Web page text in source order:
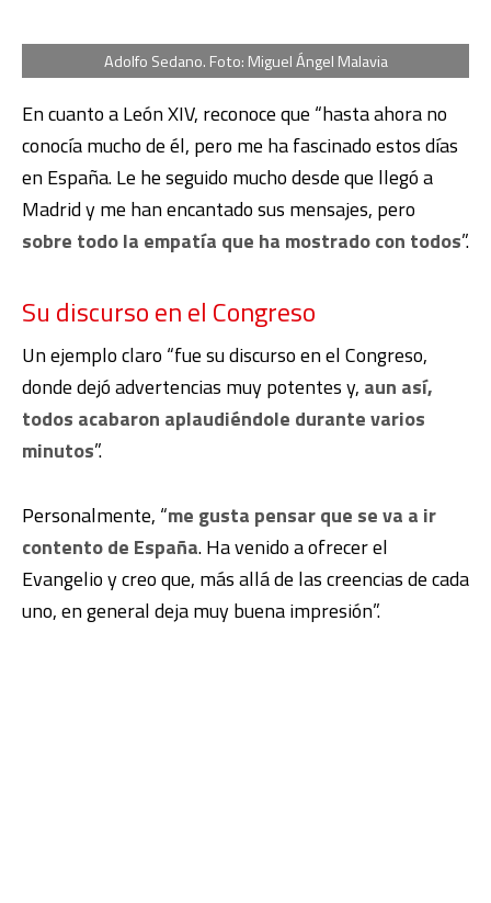
Adolfo Sedano. Foto: Miguel Ángel Malavia
En cuanto a León XIV, reconoce que “hasta ahora no
conocía mucho de él, pero me ha fascinado estos días
en España. Le he seguido mucho desde que llegó a
Madrid y me han encantado sus mensajes, pero
sobre todo la empatía que ha mostrado con todos”.
Su discurso en el Congreso
Un ejemplo claro “fue su discurso en el Congreso,
donde dejó advertencias muy potentes y, aun así,
todos acabaron aplaudiéndole durante varios
minutos”.
Personalmente, “me gusta pensar que se va a ir
contento de España. Ha venido a ofrecer el
Evangelio y creo que, más allá de las creencias de cada
uno, en general deja muy buena impresión”.